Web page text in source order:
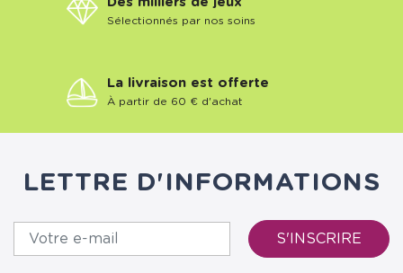
Sélectionnés par nos soins
La livraison est offerte
À partir de 60 € d'achat
LETTRE D'INFORMATIONS